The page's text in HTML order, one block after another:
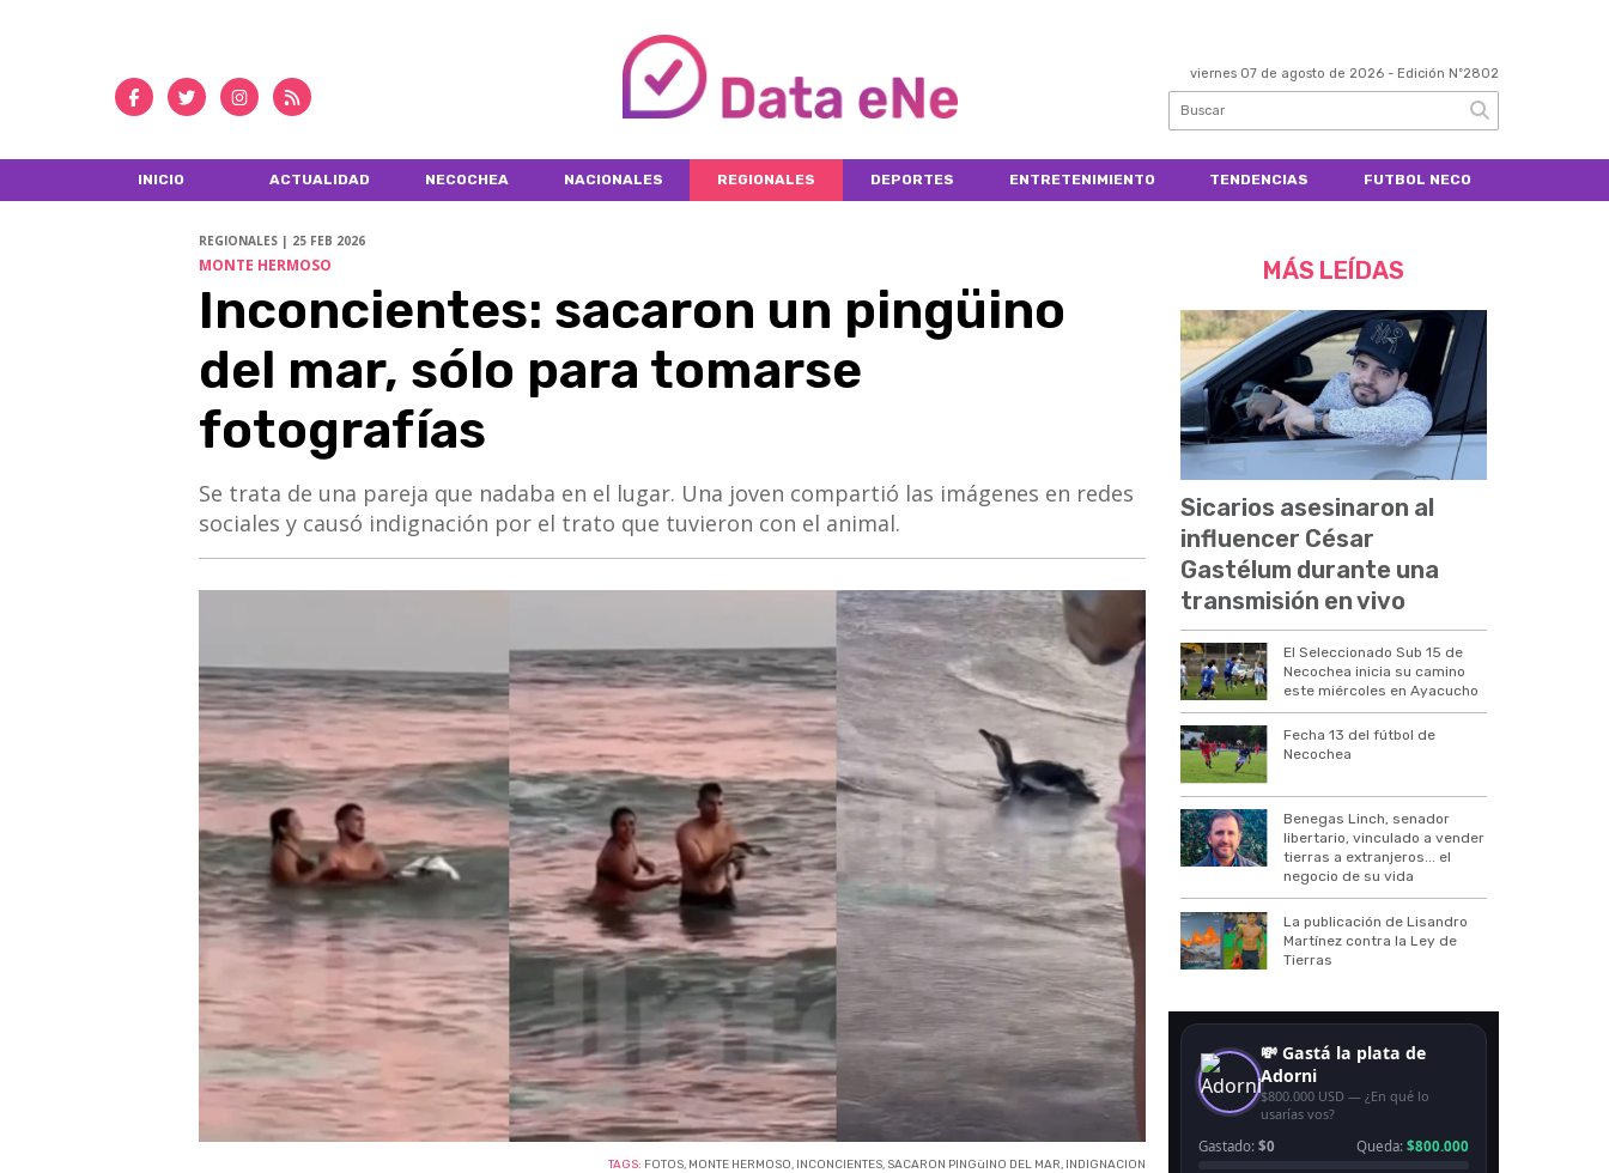
viernes 07 de agosto de 2026 - Edición Nº2802
INICIO ACTUALIDAD NECOCHEA NACIONALES REGIONALES DEPORTES ENTRETENIMIENTO TENDENCIAS FUTBOL NECO
REGIONALES | 25 FEB 2026
MONTE HERMOSO
Inconcientes: sacaron un pingüino
del mar, sólo para tomarse
fotografías
Se trata de una pareja que nadaba en el lugar. Una joven compartió las imágenes en redes
sociales y causó indignación por el trato que tuvieron con el animal.
TAGS: FOTOS, MONTE HERMOSO, INCONCIENTES, SACARON PINGüINO DEL MAR, INDIGNACION
MÁS LEÍDAS
Sicarios asesinaron al
influencer César
Gastélum durante una
transmisión en vivo
El Seleccionado Sub 15 de
Necochea inicia su camino
este miércoles en Ayacucho
Fecha 13 del fútbol de
Necochea
Benegas Linch, senador
libertario, vinculado a vender
tierras a extranjeros... el
negocio de su vida
La publicación de Lisandro
Martínez contra la Ley de
Tierras